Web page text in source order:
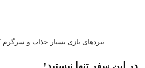
نبردهای بازی بسیار جذاب و سرگرم
این سفر تنها نیستید!